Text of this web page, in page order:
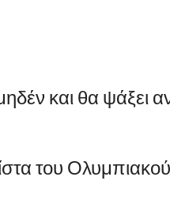
και θα ψάξει
του